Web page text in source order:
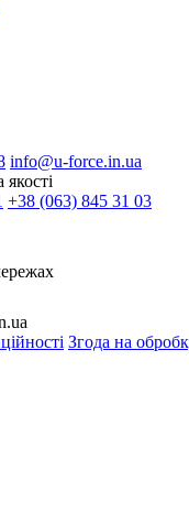
info@u-force.in.ua
+38 (063) 845 31 03
Згода на